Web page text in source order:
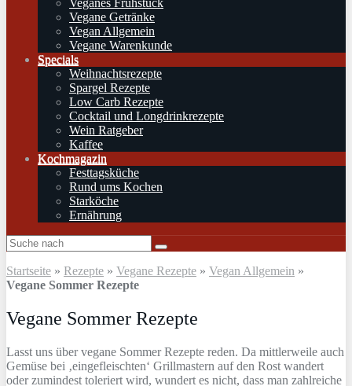
Veganes Frühstück
Vegane Getränke
Vegan Allgemein
Vegane Warenkunde
Specials
Weihnachtsrezepte
Spargel Rezepte
Low Carb Rezepte
Cocktail und Longdrinkrezepte
Wein Ratgeber
Kaffee
Kochmagazin
Festtagsküche
Rund ums Kochen
Starköche
Ernährung
Startseite » Rezepte » Vegane Rezepte » Vegan Allgemein »
Vegane Sommer Rezepte
Vegane Sommer Rezepte
Lasst uns über vegane Sommer Rezepte reden. Da mittlerweile auch
Gemüse bei ‚eingefleischten‘ Grillmastern auf den Rost wandert
oder zumindest toleriert wird, wundert es nicht, dass man zahlreiche